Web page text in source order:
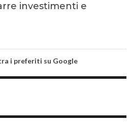
investimenti e
i preferiti su Google